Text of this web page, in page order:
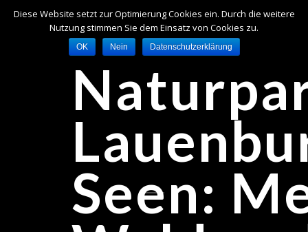
Seen:
Diese Website setzt zur Optimierung Cookies ein. Durch die weitere
Nutzung stimmen Sie dem Einsatz von Cookies zu.
OK Nein Datenschutzerklärung